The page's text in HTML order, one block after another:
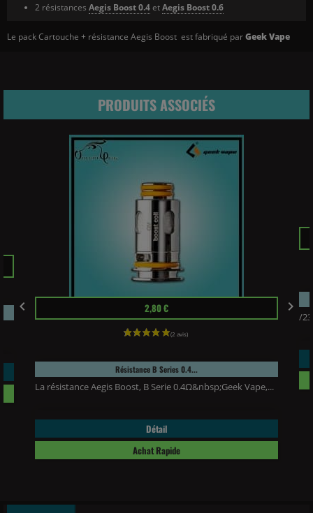
2 résistances Aegis Boost 0.4etAegis Boost 0.6
Le pack Cartouche + résistance Aegis Boost est fabriqué parGeek Vape
PRODUITS ASSOCIÉS
 Prix 2,80 €
Résistance B Series 0.4...
La résistance Aegis Boost, B Serie 0.4Ω&nbsp;Geek Vape,...
Détail
Achat Rapide
/
